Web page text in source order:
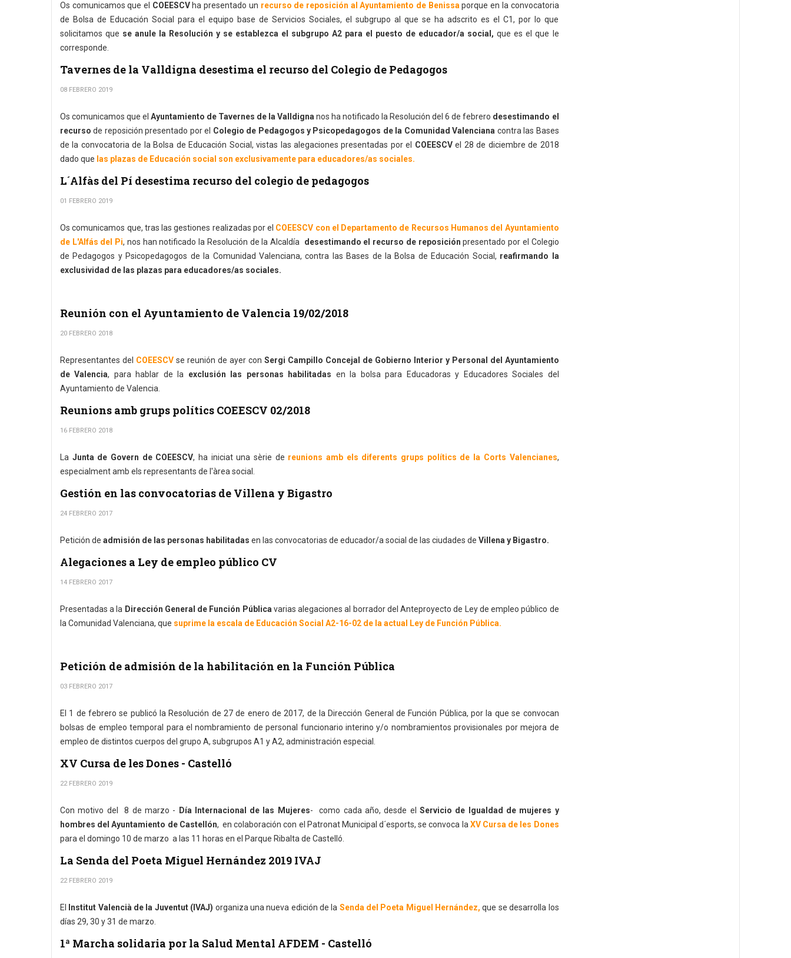
Os comunicamos que el COEESCVha presentado un recurso de reposición al Ayuntamiento de Benissa porque en la convocatoria
de Bolsa de Educación Social para el equipo base de Servicios Sociales, el subgrupo al que se ha adscrito es el C1, por lo que
solicitamos que se anule la Resolución y se establezca el subgrupo A2 para el puesto de educador/a social, que es el que le
corresponde.
Tavernes de la Valldigna desestima el recurso del Colegio de Pedagogos
08 FEBRERO 2019
Os comunicamos que elAyuntamiento de Tavernes de la Valldigna nos ha notificado la Resolución del 6 de febrero desestimando el
recurso de reposición presentado por el Colegio de Pedagogos y Psicopedagogos de la Comunidad Valenciana contra las Bases
de la convocatoria de la Bolsa de Educación Social, vistas las alegaciones presentadas por el COEESCVel 28 de diciembre de 2018
dado que las plazas de Educación social son exclusivamente para educadores/as sociales.
L´Alfàs del Pí desestima recurso del colegio de pedagogos
01 FEBRERO 2019
Os comunicamos que, tras las gestiones realizadas por el COEESCV con el Departamento de Recursos Humanos del Ayuntamiento
de L'Alfás del Pi, nos han notificado la Resolución de la Alcaldía desestimando el recurso de reposiciónpresentado por el Colegio
de Pedagogos y Psicopedagogos de la Comunidad Valenciana, contra las Bases de la Bolsa de Educación Social, reafirmando la
exclusividad de las plazas para educadores/as sociales.
Reunión con el Ayuntamiento de Valencia 19/02/2018
20 FEBRERO 2018
Representantes del COEESCVse reunión de ayer con Sergi Campillo Concejal de Gobierno Interior y Personal del Ayuntamiento
de Valencia, para hablar de la exclusión las personas habilitadas en la bolsa para Educadoras y Educadores Sociales del
Ayuntamiento de Valencia.
Reunions amb grups polítics COEESCV 02/2018
16 FEBRERO 2018
La Junta de Govern de COEESCV, ha iniciat una sèrie de reunions amb els diferents grups polítics de la Corts Valencianes,
especialment amb els representants de l'àrea social.
Gestión en las convocatorias de Villena y Bigastro
24 FEBRERO 2017
Petición de admisión de las personas habilitadas en las convocatorias de educador/a social de las ciudades de Villena y Bigastro.
Alegaciones a Ley de empleo público CV
14 FEBRERO 2017
Presentadas a la Dirección General de Función Pública varias alegaciones al borrador del Anteproyecto de Ley de empleo público de
la Comunidad Valenciana, que suprime la escala de Educación Social A2-16-02 de la actual Ley de Función Pública.
Petición de admisión de la habilitación en la Función Pública
03 FEBRERO 2017
El 1 de febrero se publicó la Resolución de 27 de enero de 2017, de la Dirección General de Función Pública, por la que se convocan
bolsas de empleo temporal para el nombramiento de personal funcionario interino y/o nombramientos provisionales por mejora de
empleo de distintos cuerpos del grupo A, subgrupos A1 y A2, administración especial.
XV Cursa de les Dones - Castelló
22 FEBRERO 2019
Con motivo del 8 de marzo - Día Internacional de las Mujeres- como cada año, desde el Servicio de Igualdad de mujeres y
hombres del Ayuntamiento de Castellón, en colaboración con el Patronat Municipal d´esports, se convoca la XV Cursa de les Dones
para el domingo 10 de marzo a las 11 horas en el Parque Ribalta de Castelló.
La Senda del Poeta Miguel Hernández 2019 IVAJ
22 FEBRERO 2019
El Institut Valencià de la Juventut (IVAJ) organiza una nueva edición de la Senda del Poeta Miguel Hernández, que se desarrolla los
días 29, 30 y 31 de marzo.
1ª Marcha solidaria por la Salud Mental AFDEM - Castelló